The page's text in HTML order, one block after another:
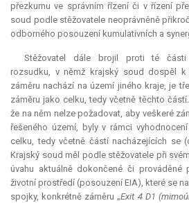
přezkumu ve správním řízení či v řízení
soud podle stěžovatele neoprávněně
odborného posouzení kumulativních a
Stěžovatel dále brojil proti té části
rozsudku, v němž krajský soud dospěl
záměru nachází na území jiného kraje, je
záměru jako celku, tedy včetně těchto
že na něm nelze požadovat, aby veškeré
řešeného území, byly v rámci
celku, tedy včetně částí nacházejících se
Krajský soud měl podle stěžovatele při
úvahu aktuálně dokončené či prováděné
životní prostředí (posouzení EIA), které se
spojky, konkrétně záměru „Exit 4 D1